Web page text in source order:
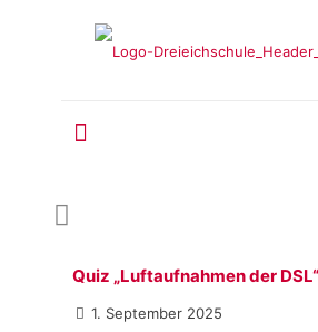
Quiz „Luftaufnahmen der DSL“
1. September 2025